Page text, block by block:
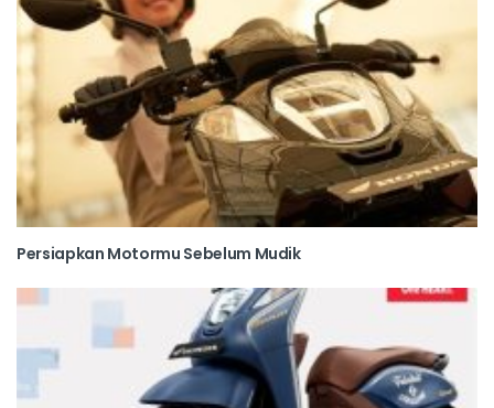
Persiapkan Motormu Sebelum Mudik